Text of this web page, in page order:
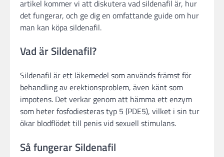
artikel kommer vi att diskutera vad sildenafil är, hur
det fungerar, och ge dig en omfattande guide om hur
man kan köpa sildenafil.
Vad är Sildenafil?
Sildenafil är ett läkemedel som används främst för
behandling av erektionsproblem, även känt som
impotens. Det verkar genom att hämma ett enzym
som heter fosfodiesteras typ 5 (PDE5), vilket i sin tur
ökar blodflödet till penis vid sexuell stimulans.
Så fungerar Sildenafil